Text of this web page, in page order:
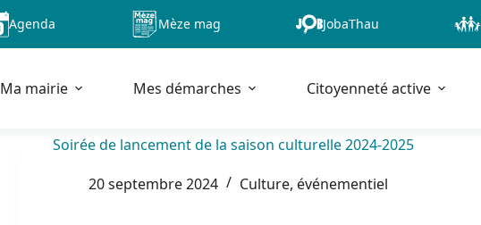
Agenda Mèze mag JobaThau
Ma mairie Mes démarches Citoyenneté active
Soirée de lancement de la saison culturelle 2024-2025
20 septembre 2024
Culture, événementiel